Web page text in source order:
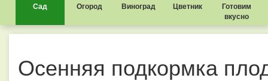
Сад Огород Виноград Цветник
Готовим
вкусно
Осенняя подкормка